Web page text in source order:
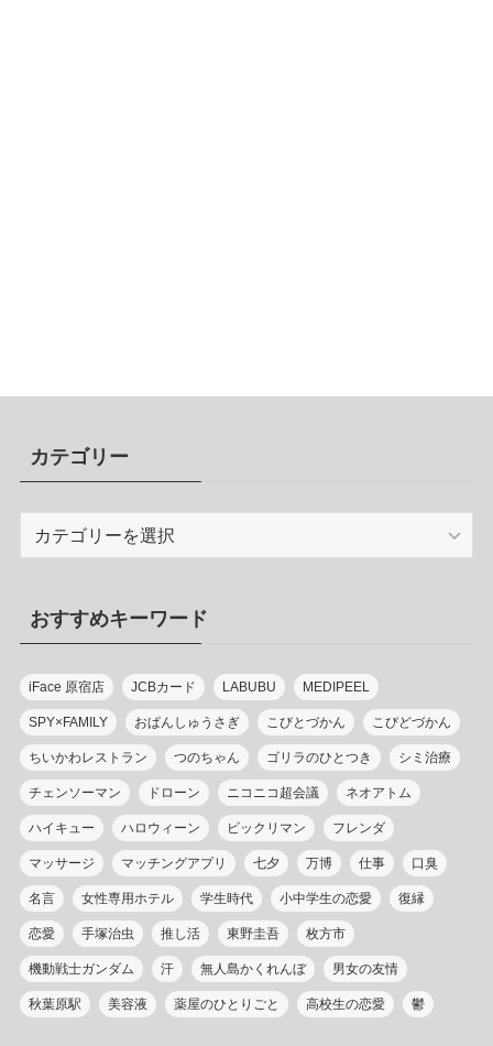
カテゴリー
リ
ー
おすすめキーワード
iFace 原宿店 JCBカード LABUBU MEDIPEEL
SPY×FAMILY おぱんしゅうさぎ こびとづかん こびどづかん
ちいかわレストラン つのちゃん ゴリラのひとつき シミ治療
チェンソーマン ドローン ニコニコ超会議 ネオアトム
ハイキュー ハロウィーン ビックリマン フレンダ
マッサージ マッチングアプリ 七夕 万博 仕事 口臭
名言 女性専用ホテル 学生時代 小中学生の恋愛 復縁
恋愛 手塚治虫 推し活 東野圭吾 枚方市
機動戦士ガンダム 汗 無人島かくれんぼ 男女の友情
秋葉原駅 美容液 薬屋のひとりごと 高校生の恋愛 鬱